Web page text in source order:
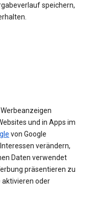
speichern,
und in Apps im
von Google
verändern,
Daten verwendet
präsentieren zu
aktivieren oder